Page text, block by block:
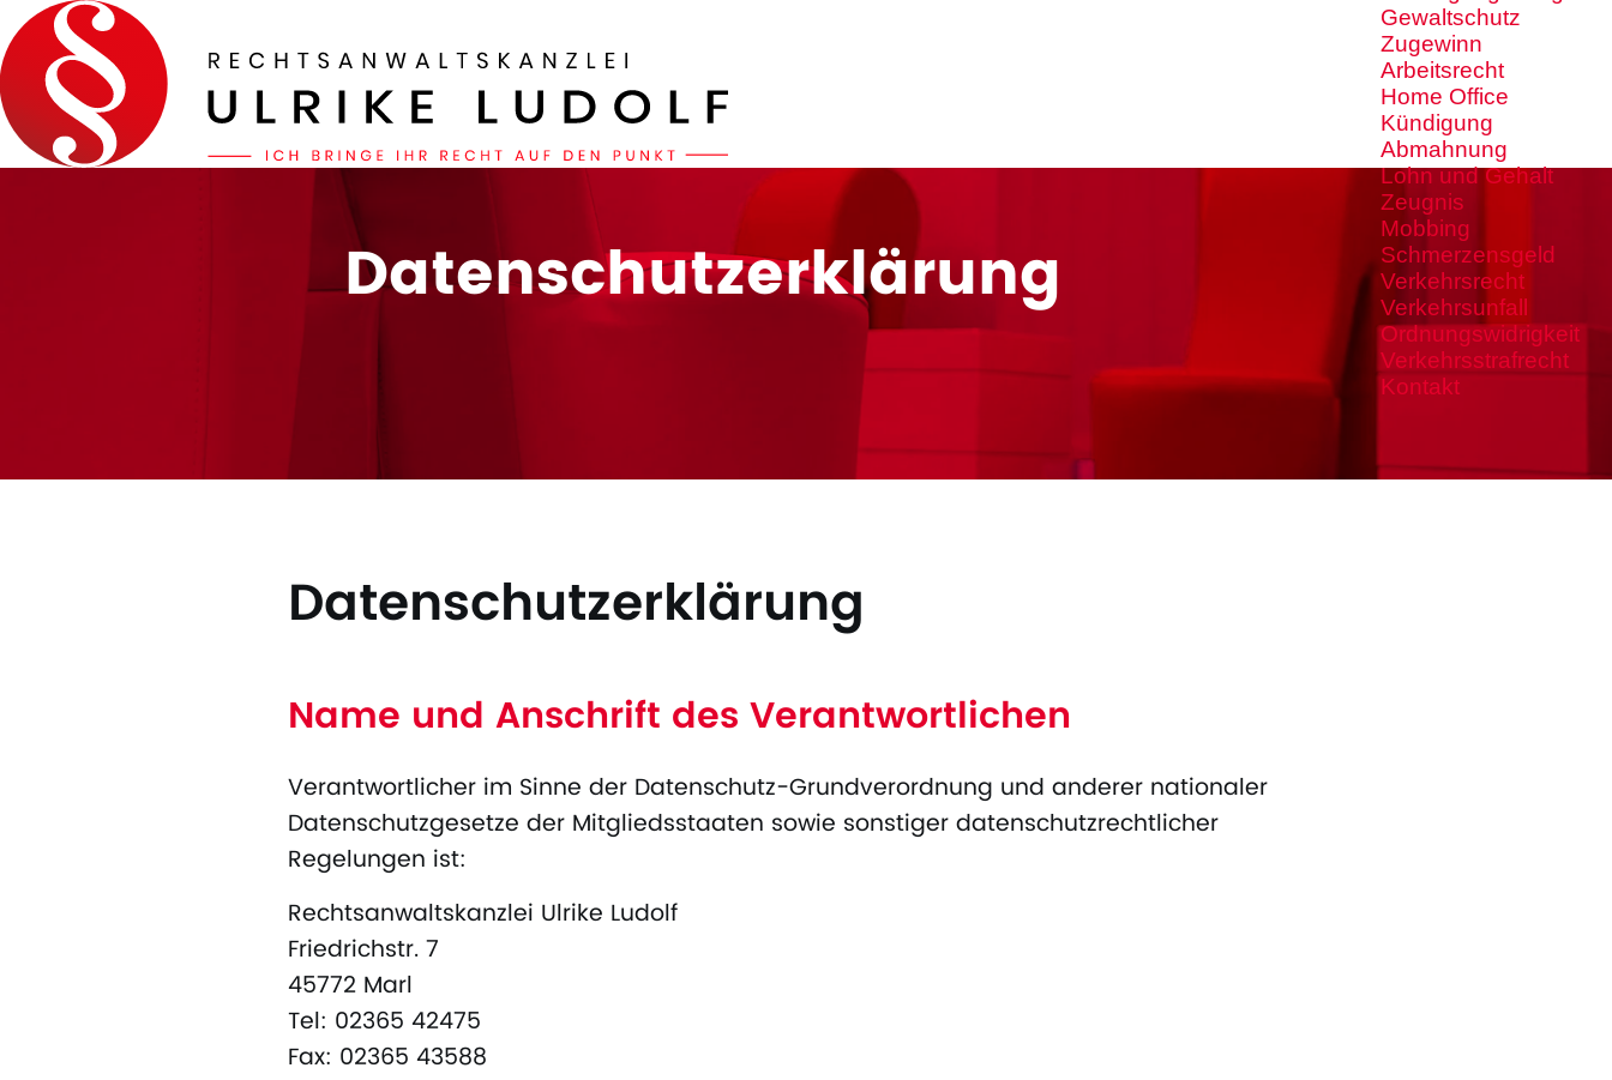
Gewaltschutz
Zugewinn
Arbeitsrecht
Home Office
Kündigung
Abmahnung
Lohn und Gehalt
Zeugnis
Mobbing
Schmerzensgeld
Verkehrsrecht
Verkehrsunfall
Ordnungswidrigkeit
Verkehrsstrafrecht
Kontakt
Datenschutzerklärung
Datenschutzerklärung
Name und Anschrift des Verantwortlichen
Verantwortlicher im Sinne der Datenschutz-Grundverordnung und anderer nationaler
Datenschutzgesetze der Mitgliedsstaaten sowie sonstiger datenschutzrechtlicher
Regelungen ist:
Rechtsanwaltskanzlei Ulrike Ludolf
Friedrichstr. 7
45772 Marl
Tel: 02365 42475
Fax: 02365 43588